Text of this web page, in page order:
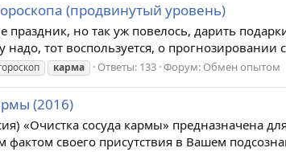
(продвинутый уровень)
праздник, но так уж повелось, дарить
тот воспользуется, о прогнозировании
карма Ответы: 133 Форум: Обмен опытом
(2016)
«Очистка сосуда кармы» предназначена
своего присутствия в Вашем